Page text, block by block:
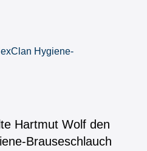
Hygiene-
Hartmut Wolf den
Brauseschlauch